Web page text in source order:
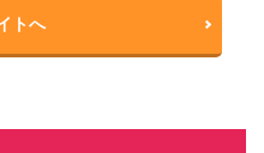
トへ